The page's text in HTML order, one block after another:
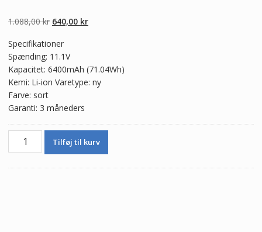
baseret på
kundebedømme
1.088,00kr Den
pris
var:
1.088,00 kr.
640,00 krDen
640,00 kr.
Specifikationer
Spænding: 11.1V
Kapacitet: 6400mAh (71.04Wh)
Kemi: Li-ion Varetype: ny
Farve: sort
Garanti: 3 måneders
Ægte
Tilføj til kurv